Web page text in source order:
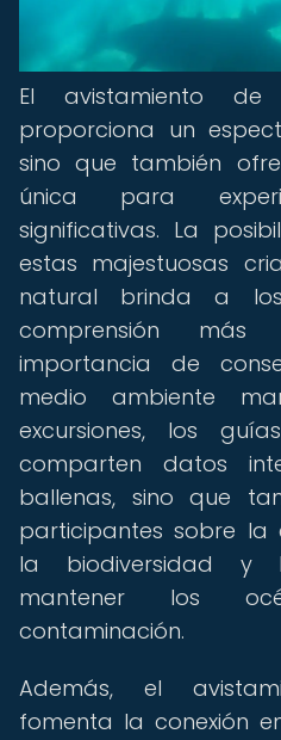
El avistamiento
proporciona un
sino que también
única para
significativas. La
estas majestuosas
natural brinda a
comprensión
importancia de
medio ambiente
excursiones, los
comparten datos
ballenas, sino que
participantes sobre la
la biodiversidad y
mantener los
contaminación.
Además, el
fomenta la conexión